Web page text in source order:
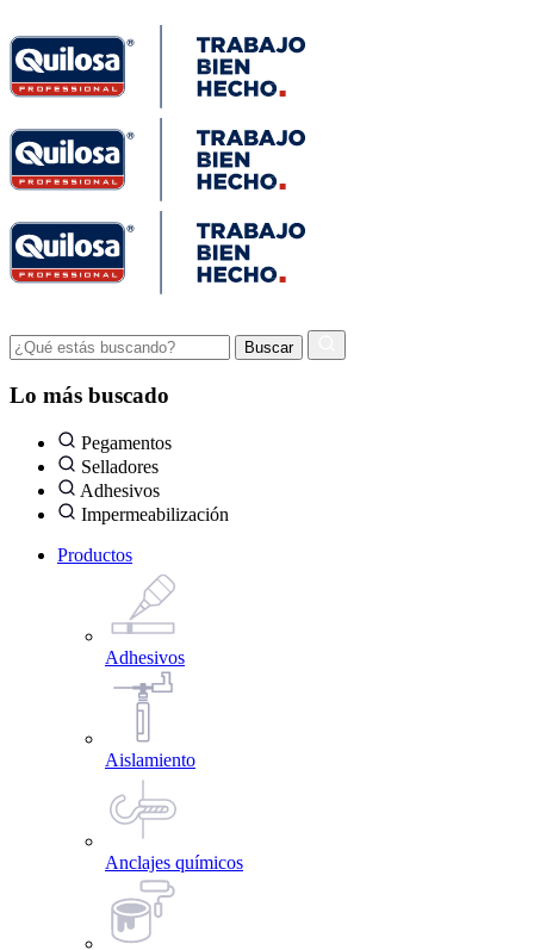
Lo más buscado
Pegamentos
Selladores
Adhesivos
Impermeabilización
Productos
Adhesivos
Aislamiento
Anclajes químicos